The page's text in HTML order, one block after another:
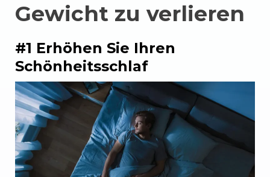
Gewicht zu verlieren
#1 Erhöhen Sie Ihren
Schönheitsschlaf